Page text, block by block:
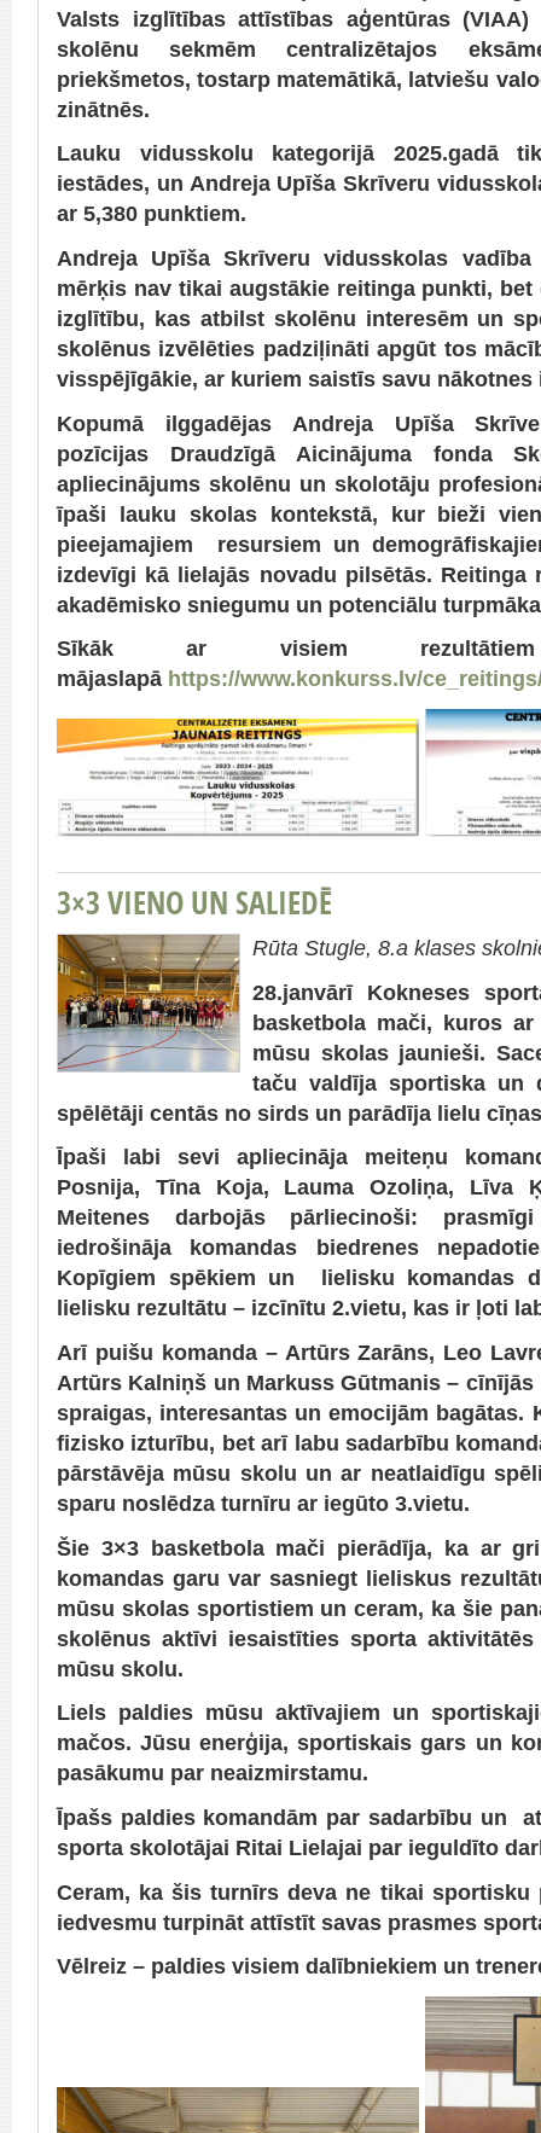
Valsts izglītības attīstības aģentūras
skolēnu sekmēm centralizētajos
priekšmetos, tostarp matemātikā, latviešu
zinātnēs.
Lauku vidusskolu kategorijā 2025.gadā
iestādes, un Andreja Upīša Skrīveru
ar 5,380 punktiem.
Andreja Upīša Skrīveru vidusskolas
mērķis nav tikai augstākie reitinga punkti,
izglītību, kas atbilst skolēnu interesēm un
skolēnus izvēlēties padziļināti apgūt tos
visspējīgākie, ar kuriem saistīs savu nākotnes
Kopumā ilggadējas Andreja Upīša
pozīcijas Draudzīgā Aicinājuma fonda
apliecinājums skolēnu un skolotāju
īpaši lauku skolas kontekstā, kur bieži
pieejamajiem resursiem un
izdevīgi kā lielajās novadu pilsētās. Reitinga
akadēmisko sniegumu un potenciālu
Sīkāk ar visiem
mājaslapā https://www.konkurss.lv/
3×3 VIENO UN SALIEDĒ
Rūta Stugle, 8.a klases
28.janvārī Kokneses
basketbola mači, kuros
mūsu skolas jaunieši.
taču valdīja sportiska un
spēlētāji centās no sirds un parādīja lielu
Īpaši labi sevi apliecināja meiteņu
Posnija, Tīna Koja, Lauma Ozoliņa, Līva
Meitenes darbojās pārliecinoši:
iedrošināja komandas biedrenes
Kopīgiem spēkiem un lielisku komandas
lielisku rezultātu – izcīnītu 2.vietu, kas ir ļoti
Arī puišu komanda – Artūrs Zarāns, Leo
Artūrs Kalniņš un Markuss Gūtmanis –
spraigas, interesantas un emocijām bagātas.
fizisko izturību, bet arī labu sadarbību
pārstāvēja mūsu skolu un ar neatlaidīgu
sparu noslēdza turnīru ar iegūto 3.vietu.
Šie 3×3 basketbola mači pierādīja, ka ar
komandas garu var sasniegt lieliskus
mūsu skolas sportistiem un ceram, ka šie
skolēnus aktīvi iesaistīties sporta
mūsu skolu.
Liels paldies mūsu aktīvajiem un
mačos. Jūsu enerģija, sportiskais gars un
pasākumu par neaizmirstamu.
Īpašs paldies komandām par sadarbību un
sporta skolotājai Ritai Lielajai par ieguldīto
Ceram, ka šis turnīrs deva ne tikai sportisku
iedvesmu turpināt attīstīt savas prasmes
Vēlreiz – paldies visiem dalībniekiem un